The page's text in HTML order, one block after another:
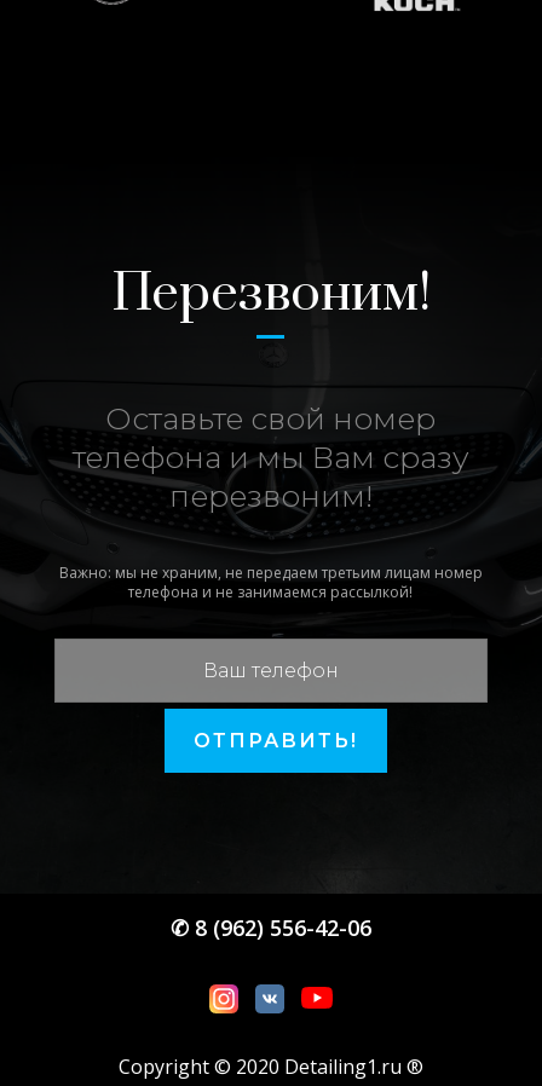
Перезвоним!
Оставьте свой номер
телефона и мы Вам сразу
перезвоним!
Важно: мы не храним, не передаем третьим лицам номер
телефона и не занимаемся рассылкой!
ОТПРАВИТЬ!
✆ 8 (962) 556-42-06
Copyright © 2020 Detailing1.ru ®